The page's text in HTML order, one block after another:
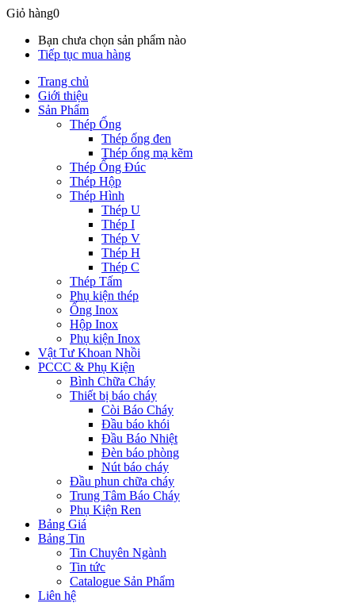
Giỏ hàng0
Bạn chưa chọn sản phẩm nào
Tiếp tục mua hàng
Trang chủ
Giới thiệu
Sản Phẩm
Thép Ống
Thép ống đen
Thép ống mạ kẽm
Thép Ống Đúc
Thép Hộp
Thép Hình
Thép U
Thép I
Thép V
Thép H
Thép C
Thép Tấm
Phụ kiện thép
Ống Inox
Hộp Inox
Phụ kiện Inox
Vật Tư Khoan Nhồi
PCCC & Phụ Kiện
Bình Chữa Cháy
Thiết bị báo cháy
Còi Báo Cháy
Đầu báo khói
Đầu Báo Nhiệt
Đèn báo phòng
Nút báo cháy
Đầu phun chữa cháy
Trung Tâm Báo Cháy
Phụ Kiện Ren
Bảng Giá
Bảng Tin
Tin Chuyên Ngành
Tin tức
Catalogue Sản Phẩm
Liên hệ